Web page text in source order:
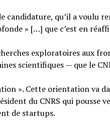
candidature, qu’il a voulu
» […] que c’est en
exploratoires aux
scientifiques — que le
». Cette orientation va
du CNRS qui pousse
de startups.